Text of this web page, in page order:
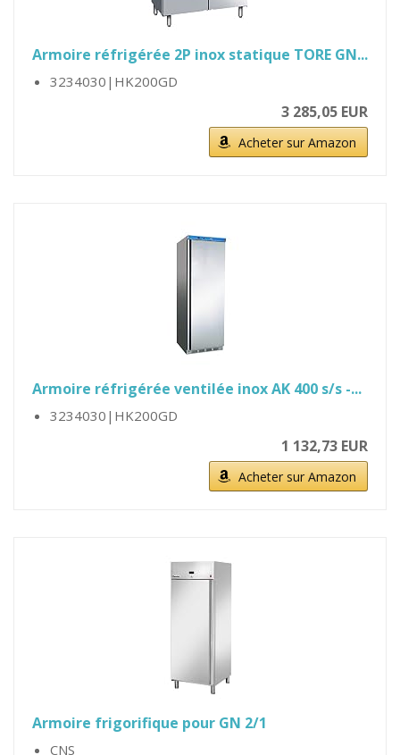
Armoire réfrigérée 2P inox statique TORE GN...
3234030|HK200GD
3 285,05 EUR
Acheter sur Amazon
Armoire réfrigérée ventilée inox AK 400 s/s -...
3234030|HK200GD
1 132,73 EUR
Acheter sur Amazon
Armoire frigorifique pour GN 2/1
CNS